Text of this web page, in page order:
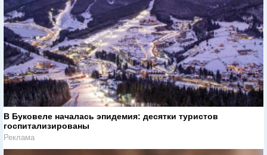
В Буковеле началась эпидемия: десятки туристов
госпитализированы
Реклама